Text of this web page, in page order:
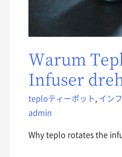
Warum
Infuser
teploティーポット イン
admin
Why teplo rotates the